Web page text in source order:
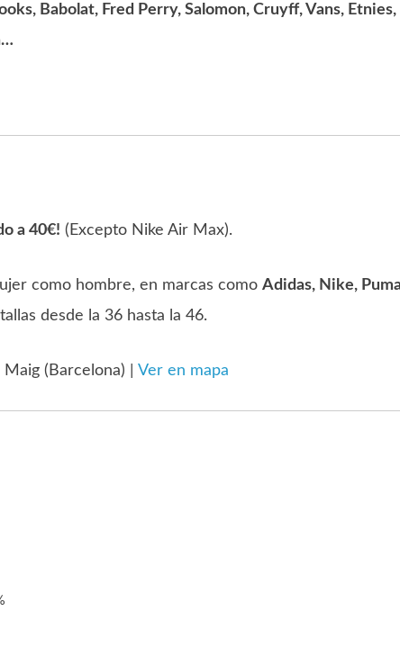
Babolat, Fred Perry, Salomon, Cruyff, Vans, Etnies,
a 40€! (Excepto Nike Air Max).
como hombre, en marcas como Adidas, Nike,
tallas desde la 36 hasta la 46.
(Barcelona) | Ver en mapa